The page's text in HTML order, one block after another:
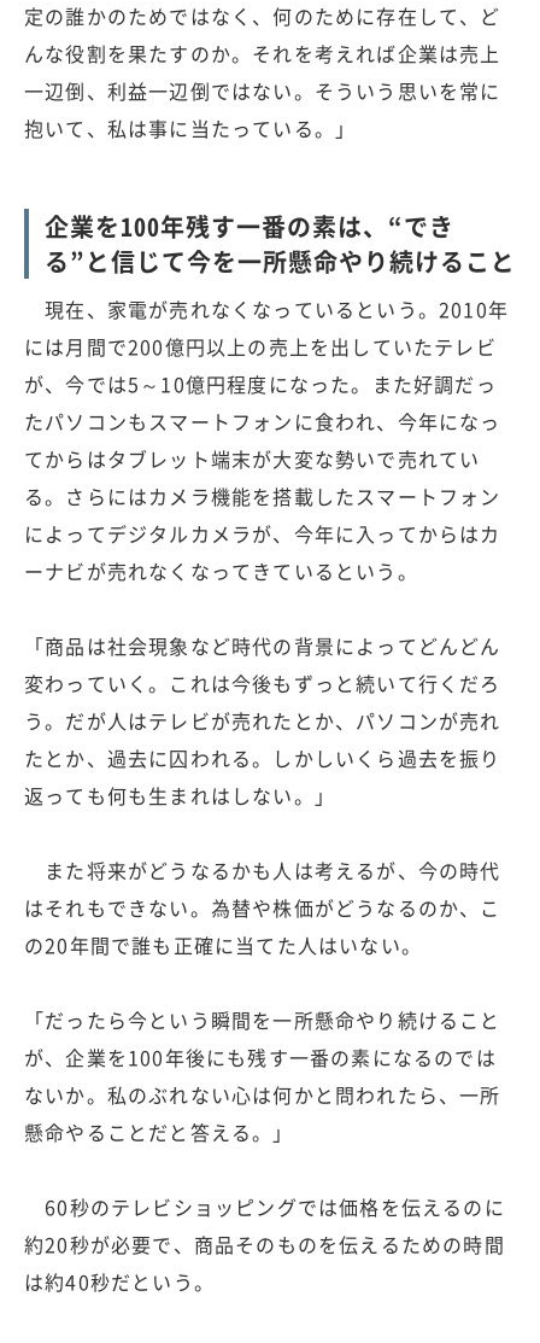
定の誰かのためではなく、何のために存在して、ど
んな役割を果たすのか。それを考えれば企業は売上
一辺倒、利益一辺倒ではない。そういう思いを常に
抱いて、私は事に当たっている。」
企業を100年残す一番の素は、“でき
る”と信じて今を一所懸命やり続けること
現在、家電が売れなくなっているという。2010年
には月間で200億円以上の売上を出していたテレビ
が、今では5～10億円程度になった。また好調だっ
たパソコンもスマートフォンに食われ、今年になっ
てからはタブレット端末が大変な勢いで売れてい
る。さらにはカメラ機能を搭載したスマートフォン
によってデジタルカメラが、今年に入ってからはカ
ーナビが売れなくなってきているという。
「商品は社会現象など時代の背景によってどんどん
変わっていく。これは今後もずっと続いて行くだろ
う。だが人はテレビが売れたとか、パソコンが売れ
たとか、過去に囚われる。しかしいくら過去を振り
返っても何も生まれはしない。」
また将来がどうなるかも人は考えるが、今の時代
はそれもできない。為替や株価がどうなるのか、こ
の20年間で誰も正確に当てた人はいない。
「だったら今という瞬間を一所懸命やり続けること
が、企業を100年後にも残す一番の素になるのでは
ないか。私のぶれない心は何かと問われたら、一所
懸命やることだと答える。」
60秒のテレビショッピングでは価格を伝えるのに
約20秒が必要で、商品そのものを伝えるための時間
は約40秒だという。